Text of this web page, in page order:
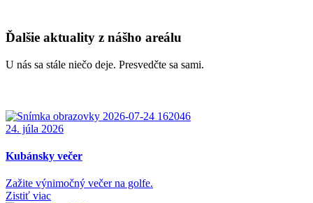
Ďalšie aktuality z nášho areálu
U nás sa stále niečo deje. Presvedčte sa sami.
24. júla 2026
Kubánsky večer
Zažite výnimočný večer na golfe.
Zistiť viac